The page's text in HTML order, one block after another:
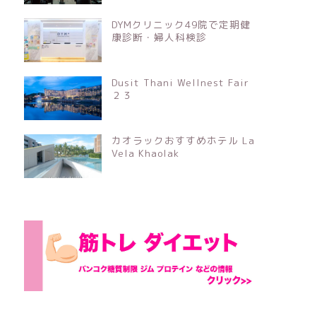
DYMクリニック49院で定期健
康診断・婦人科検診
Dusit Thani Wellnest Fair
２３
カオラックおすすめホテル La
Vela Khaolak